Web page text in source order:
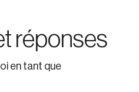
réponses
en tant que